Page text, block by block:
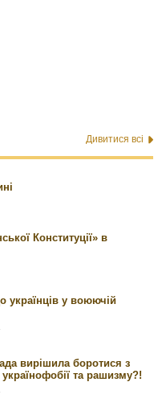
Дивитися всі
Конституції» в
українців у воюючій
вирішила боротися з
та рашизму?!